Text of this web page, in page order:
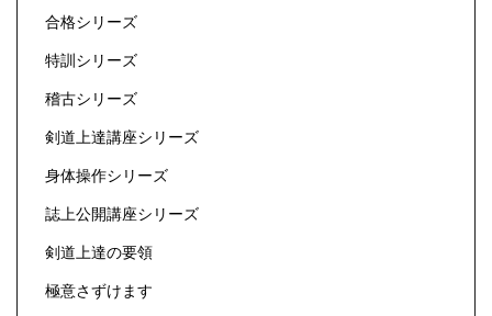
合格シリーズ
特訓シリーズ
稽古シリーズ
剣道上達講座シリーズ
身体操作シリーズ
誌上公開講座シリーズ
剣道上達の要領
極意さずけます